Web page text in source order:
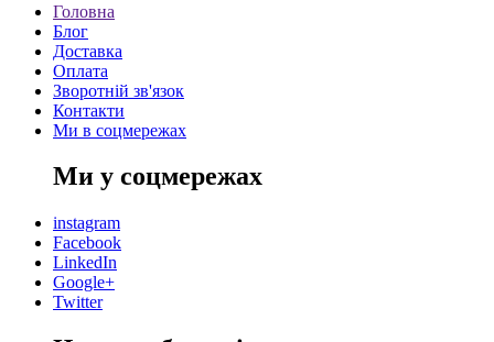
Головна
Блог
Доставка
Оплата
Зворотній зв'язок
Контакти
Ми в соцмережах
Ми у соцмережах
instagram
Facebook
LinkedIn
Google+
Twitter